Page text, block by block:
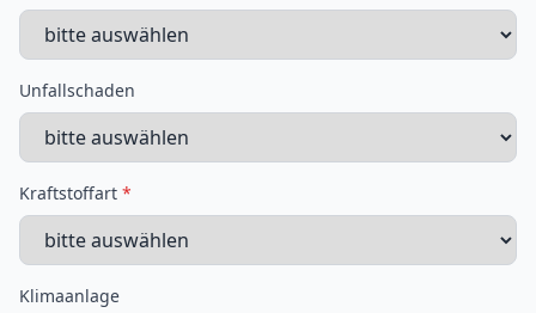
Unfallschaden
Kraftstoffart *
Klimaanlage